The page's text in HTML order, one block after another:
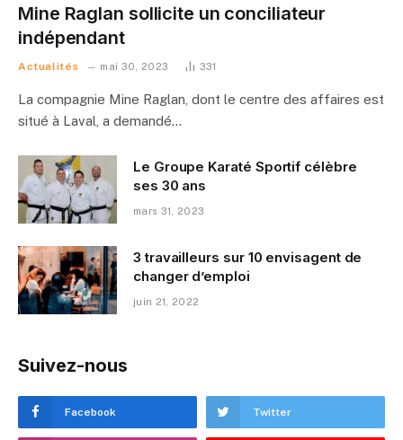
Mine Raglan sollicite un conciliateur
indépendant
Actualités mai 30, 2023 331
La compagnie Mine Raglan, dont le centre des affaires est
situé à Laval, a demandé…
Le Groupe Karaté Sportif célèbre
ses 30 ans
mars 31, 2023
3 travailleurs sur 10 envisagent de
changer d’emploi
juin 21, 2022
Suivez-nous
Facebook Twitter